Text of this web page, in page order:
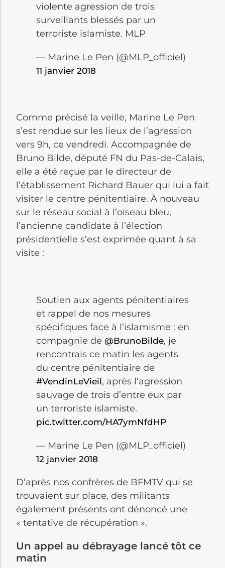
violente agression de trois
surveillants blessés par un
terroriste islamiste. MLP
— Marine Le Pen (@MLP_officiel)
11 janvier 2018
Comme précisé la veille, Marine Le Pen
s’est rendue sur les lieux de l’agression
vers 9h, ce vendredi. Accompagnée de
Bruno Bilde, député FN du Pas-de-Calais,
elle a été reçue par le directeur de
l’établissement Richard Bauer qui lui a fait
visiter le centre pénitentiaire. À nouveau
sur le réseau social à l’oiseau bleu,
l’ancienne candidate à l’élection
présidentielle s’est exprimée quant à sa
visite :
Soutien aux agents pénitentiaires
et rappel de nos mesures
spécifiques face à l’islamisme : en
compagnie de @BrunoBilde, je
rencontrais ce matin les agents
du centre pénitentiaire de
#VendinLeVieil, après l’agression
sauvage de trois d’entre eux par
un terroriste islamiste.
pic.twitter.com/HA7ymNfdHP
— Marine Le Pen (@MLP_officiel)
12 janvier 2018
D’après nos confrères de BFMTV qui se
trouvaient sur place, des militants
également présents ont dénoncé une
« tentative de récupération ».
Un appel au débrayage lancé tôt ce
matin